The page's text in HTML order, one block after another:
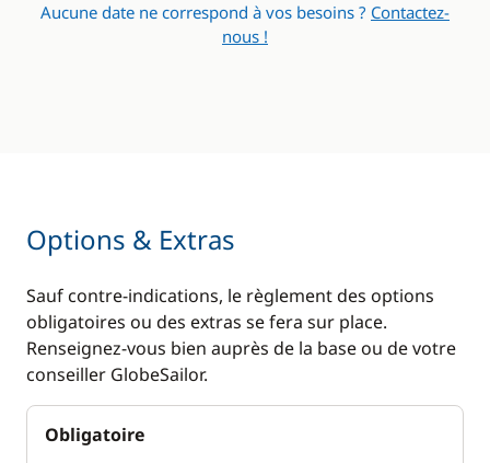
Aucune date ne correspond à vos besoins ? Contactez-
nous !
Options & Extras
Sauf contre-indications, le règlement des options
obligatoires ou des extras se fera sur place.
Renseignez-vous bien auprès de la base ou de votre
conseiller GlobeSailor.
Obligatoire